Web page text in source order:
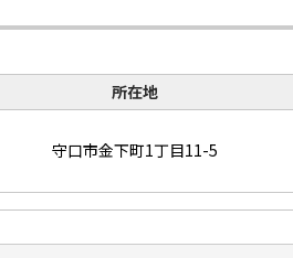
所在地
守口市金下町1丁目11-5